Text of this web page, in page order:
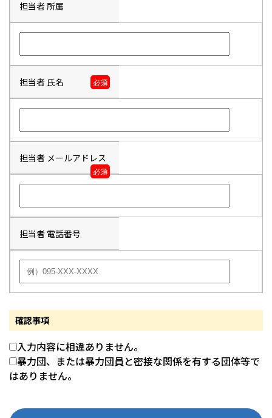
担当者 所属
担当者 氏名 必須
担当者 メールアドレス
必須
担当者 電話番号
確認事項
入力内容に相違ありません。
暴力団、または暴力団員と密接な関係を有する団体等で
はありません。